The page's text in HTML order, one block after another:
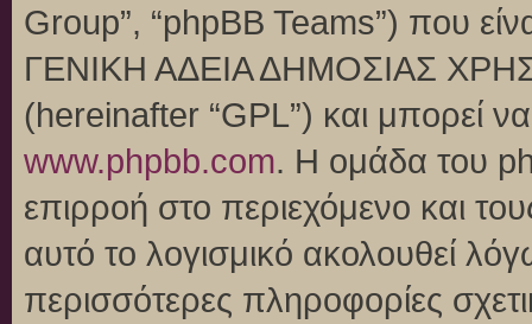
Group”, “phpBB Teams”) που
ΓΕΝΙΚΗ ΑΔΕΙΑ ΔΗΜΟΣΙΑΣ
(hereinafter “GPL”) και μπορεί
www.phpbb.com. Η ομάδα του
επιρροή στο περιεχόμενο και
αυτό το λογισμικό ακολουθεί
περισσότερες πληροφορίες